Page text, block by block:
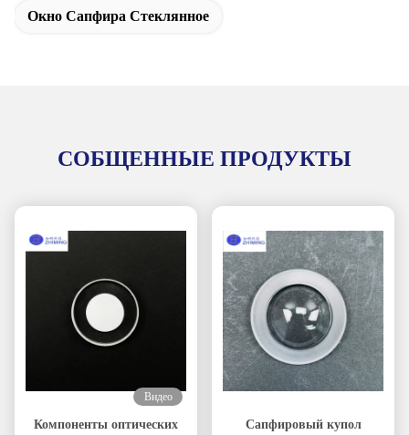
Окно Сапфира Стеклянное
СОБЩЕННЫЕ ПРОДУКТЫ
Видео
Компоненты оптических
Сапфировый купол